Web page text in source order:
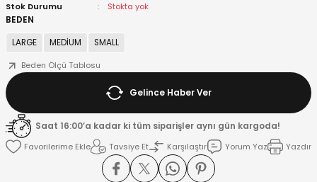
Stok Durumu
Stokta yok
BEDEN
LARGE
MEDİUM
SMALL
Beden Ölçü Tablosu
Gelince Haber Ver
Saat 16:00’a kadar ki tüm siparişler aynı gün kargoda!
Tavsiye Et
Karşılaştır Yorum Yaz Yazdır